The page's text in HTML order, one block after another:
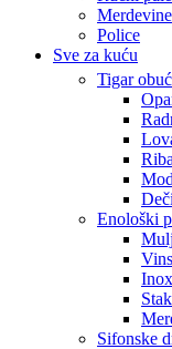
Merdevine
Police
Sve za kuću
Tigar
Enološki
Sifonske